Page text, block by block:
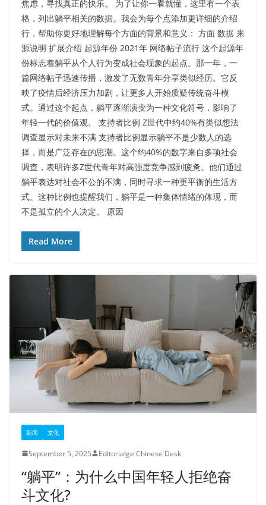
焦虑，寻找真正的快乐。 为了让你一看就懂，这里有一个表
格，列出躺平相关的数据。我会为每个点添加更详细的介绍
行，帮助你更好地理解每个方面的背景和意义： 方面 数据 来
源说明 扩展介绍 起源年份 2021年 网络帖子流行 这个起源年
份标志着躺平从个人行为变成社会现象的起点。那一年，一
篇网络帖子迅速传播，激发了无数青年分享类似经历。它反
映了疫情后经济压力加剧，让更多人开始质疑传统奋斗模
式。通过这个起点，躺平逐渐演变为一种文化符号，影响了
年轻一代的价值观。 支持者比例 Z世代中约40%有类似想法
调查显示对未来不满 支持者比例显示躺平不是少数人的选
择，而是广泛存在的思潮。这个约40%的数字来自多项社会
调查，表明许多Z世代青年对高强度竞争感到疲惫。他们通过
躺平表达对社会不公的不满，同时寻求一种更平衡的生活方
式。这种比例也提醒我们，躺平是一种集体情绪的体现，而
不是孤立的个人决定。 原因
Read More
新闻 文化
September 5, 2025 Editorialge Chinese Desk
“躺平”：为什么中国年轻人拒绝奋
斗文化?